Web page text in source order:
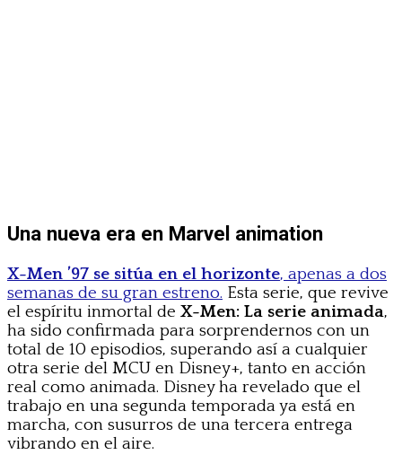
Una nueva era en Marvel animation
X-Men ’97 se sitúa en el horizonte, apenas a dos
semanas de su gran estreno. Esta serie, que revive
el espíritu inmortal de X-Men: La serie animada,
ha sido confirmada para sorprendernos con un
total de 10 episodios, superando así a cualquier
otra serie del MCU en Disney+, tanto en acción
real como animada. Disney ha revelado que el
trabajo en una segunda temporada ya está en
marcha, con susurros de una tercera entrega
vibrando en el aire.